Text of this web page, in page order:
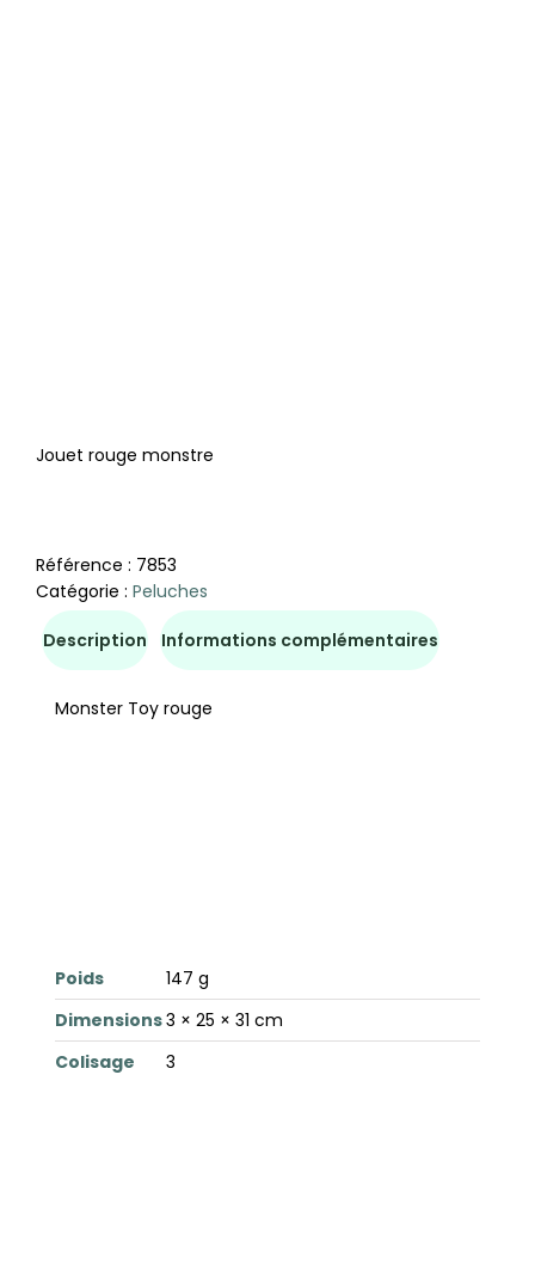
Jouet rouge monstre
Référence : 7853
Catégorie : Peluches
Description Informations complémentaires
Monster Toy rouge
Poids
147 g
Dimensions3 × 25 × 31 cm
Colisage
3